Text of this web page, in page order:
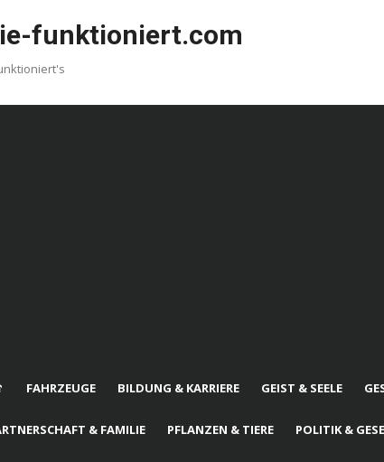
funktioniert.com
FAHRZEUGE BILDUNG & KARRIERE GEIST & SEELE
& FAMILIE PFLANZEN & TIERE POLITIK &